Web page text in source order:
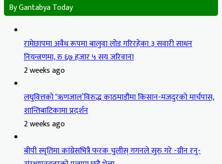
By Gantabya Today
रामेछापमा अवैध रूपमा बालुवा लोड गरिरहेका ३ सवारी साधन
नियन्त्रणमा, रु ६७ हजार ५ सय जरिवाना
2 weeks ago
लघुवित्तको ‘ऋणजाल’विरुद्ध काठमाडौंमा किसान-मजदुरको मार्चपास,
शान्तिबाटिकामा प्रदर्शन
2 weeks ago
बीपी स्मृतिमा कांग्रेसभित्रै फरक चुलीस् गगनले सुरु गरे -ग्रीन रनु-